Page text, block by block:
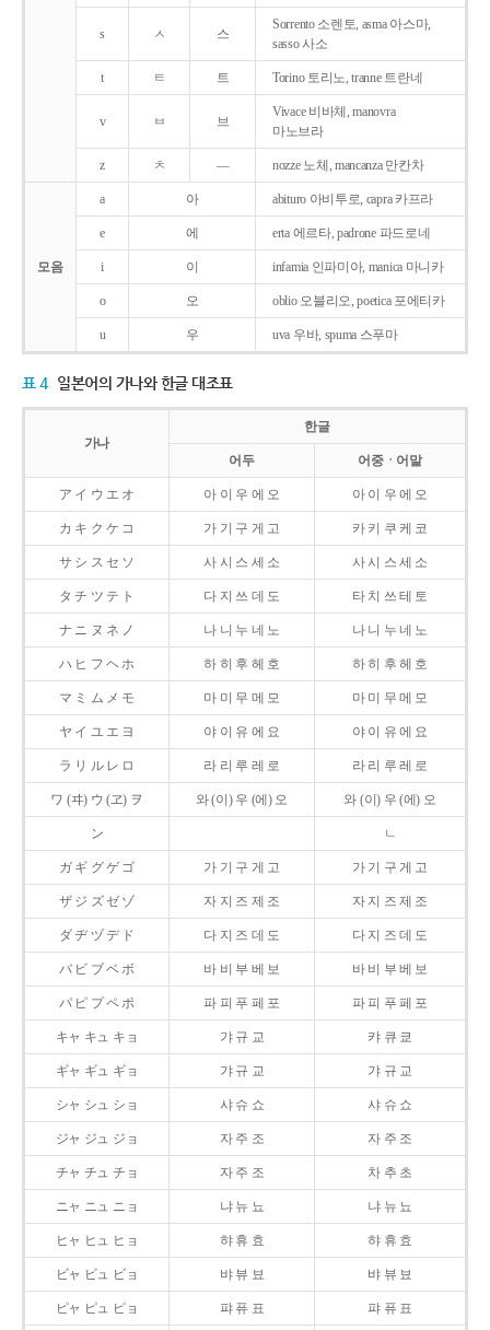
s ㅅ 스
Sorrento 소렌토, asma 아스마,
sasso 사소
t ㅌ 트 Torino 토리노, tranne 트란네
v ㅂ 브
Vivace 비바체, manovra
마노브라
z ㅊ ― nozze 노체, mancanza 만칸차
모음
a 아 abituro 아비투로, capra 카프라
e 에 erta 에르타, padrone 파드로네
i 이 infamia 인파미아, manica 마니카
o 오 oblio 오블리오, poetica 포에티카
u 우 uva 우바, spuma 스푸마
표 4 일본어의 가나와 한글 대조표
가나
한글
어두 어중ㆍ어말
ア イ ウ エ オ 아 이 우 에 오 아 이 우 에 오
カ キ ク ケ コ 가 기 구 게 고 카 키 쿠 케 코
サ シ ス セ ソ 사 시 스 세 소 사 시 스 세 소
タ チ ツ テ ト 다 지 쓰 데 도 타 치 쓰 테 토
ナ ニ ヌ ネ ノ 나 니 누 네 노 나 니 누 네 노
ハ ヒ フ ヘ ホ 하 히 후 헤 호 하 히 후 헤 호
マ ミ ム メ モ 마 미 무 메 모 마 미 무 메 모
ヤ イ ユ エ ヨ 야 이 유 에 요 야 이 유 에 요
ラ リ ル レ ロ 라 리 루 레 로 라 리 루 레 로
ワ (ヰ) ウ (ヱ) ヲ 와 (이) 우 (에) 오 와 (이) 우 (에) 오
ン ㄴ
ガ ギ グ ゲ ゴ 가 기 구 게 고 가 기 구 게 고
ザ ジ ズ ゼ ゾ 자 지 즈 제 조 자 지 즈 제 조
ダ ヂ ヅ デ ド 다 지 즈 데 도 다 지 즈 데 도
バ ビ ブ ベ ボ 바 비 부 베 보 바 비 부 베 보
パ ピ プ ペ ポ 파 피 푸 페 포 파 피 푸 페 포
キャ キュ キョ 갸 규 교 캬 큐 쿄
ギャ ギュ ギョ 갸 규 교 갸 규 교
シャ シュ ショ 샤 슈 쇼 샤 슈 쇼
ジャ ジュ ジョ 자 주 조 자 주 조
チャ チュ チョ 자 주 조 차 추 초
ニャ ニュ ニョ 냐 뉴 뇨 냐 뉴 뇨
ヒャ ヒュ ヒョ 햐 휴 효 햐 휴 효
ビャ ビュ ビョ 뱌 뷰 뵤 뱌 뷰 뵤
ピャ ピュ ピョ 퍄 퓨 표 퍄 퓨 표